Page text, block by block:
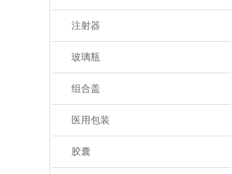
注射器
玻璃瓶
组合盖
医用包装
胶囊